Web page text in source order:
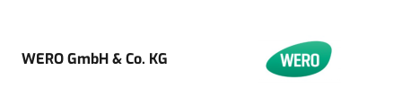
WERO GmbH & Co. KG